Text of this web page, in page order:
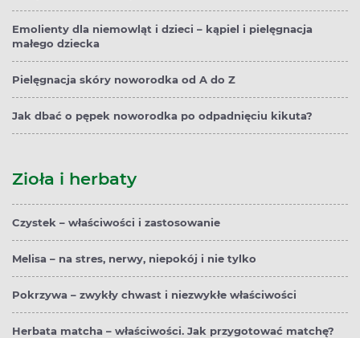
Emolienty dla niemowląt i dzieci – kąpiel i pielęgnacja
małego dziecka
Pielęgnacja skóry noworodka od A do Z
Jak dbać o pępek noworodka po odpadnięciu kikuta?
Zioła i herbaty
Czystek – właściwości i zastosowanie
Melisa – na stres, nerwy, niepokój i nie tylko
Pokrzywa – zwykły chwast i niezwykłe właściwości
Herbata matcha – właściwości. Jak przygotować matchę?